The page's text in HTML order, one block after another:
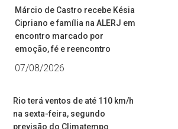
Márcio de Castro recebe Késia
Cipriano e família na ALERJ em
encontro marcado por
emoção, fé e reencontro
07/08/2026
Rio terá ventos de até 110 km/h
na sexta-feira, segundo
previsão do Climatempo